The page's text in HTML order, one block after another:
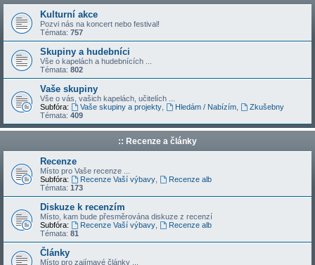
Kulturní akce
Pozvi nás na koncert nebo festival!
Témata: 757
Skupiny a hudebníci
Vše o kapelách a hudebnících ...
Témata: 802
Vaše skupiny
Vše o vás, vašich kapelách, učitelích ...
Subfóra:
Vaše skupiny a projekty, Hledám / Nabízím,
Zkušebny
Témata: 409
:: Recenze a články
Recenze
Místo pro Vaše recenze ...
Subfóra:
Recenze Vaší výbavy,
Recenze alb
Témata: 173
Diskuze k recenzím
Místo, kam bude přesměrována diskuze z recenzí
Subfóra:
Recenze Vaší výbavy,
Recenze alb
Témata: 81
Články
Místo pro zajímavé články ...